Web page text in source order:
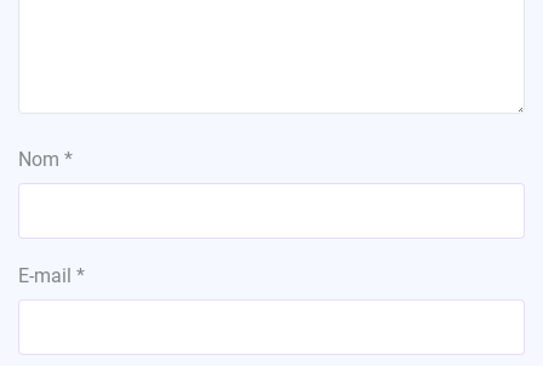
Nom *
E-mail *